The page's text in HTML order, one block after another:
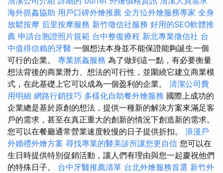
海外抓姦協助 用戶口碑外燴推薦 全方位外燴服務專家 全身
放鬆按摩 后里按摩服務 新竹徵信社服務 好用的SEO軟體推
薦 申請台胞證照片規範 台中整復療程 新北專業徵信社 台
中值得信賴的牙醫 一個想法本身並不能保證能夠誕生一個
可行的企業。 專業抓姦服務 為了做到這一點，有必要衡量
想法背後的商業潛力、想法的可行性，並圍繞它建立商業模
式，在此基礎上它可以成為一個盈利的企業。 清潔公司費
用明細 網路行銷技巧 多樣化自助餐外燴服務 國際上成功的
企業總是基於原創的想法，提供一種新的解決方案來滿足客
戶的需求，甚至在真正重大的創新的情況下創造新的需求。
您可以在餐廳通常營業速度較慢的日子提供折扣。 浪漫戶
外婚禮外燴方案 尋找專業的醫美診所讓您更自信 您可以在
生日時提供特別促銷活動，讓人們有理由與您一起慶祝他們
的特殊日子。 台中牙醫推薦清單 台北外燴服務首選 新竹外